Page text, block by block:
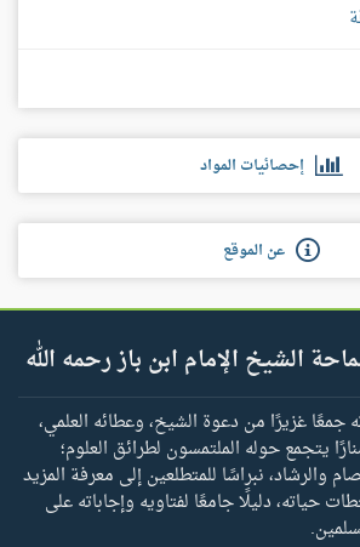
إحصائيات المواد
عن الموقع
الشيخ الإمام ابن باز رحمه الله
غزيرًا من دعوة الشيخ، وعطائه العلمي،
يتجمع حوله الملتمسون لطرائق العلوم؛
والرشاد، نبراسًا للمتطلعين إلى معرفة المزيد
حياته، دليلًا جامعًا لفتاويه وإجاباته على